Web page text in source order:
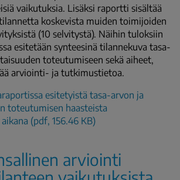
vaikutuksia. Lisäksi raportti sisältää
koskevista muiden toimijoiden
(10 selvitystä). Näihin tuloksiin
esitetään synteesinä tilannekuva tasa-
toteutumiseen sekä aiheet,
arviointi- ja tutkimustietoa.
esitetyistä tasa-arvon ja
toteutumisen haasteista
(pdf, 156.46 KB)
arviointi